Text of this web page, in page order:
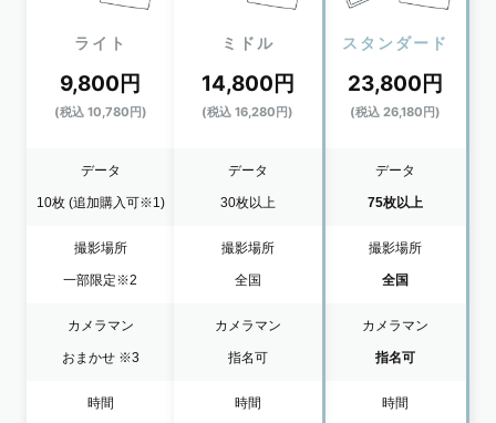
ライト
9,800円
(税込 10,780円)
データ
10枚 (追加購入可※1)
撮影場所
一部限定※2
カメラマン
おまかせ ※3
時間
ミドル
14,800円
(税込 16,280円)
データ
30枚以上
撮影場所
全国
カメラマン
指名可
時間
スタンダード
23,800円
(税込 26,180円)
データ
75枚以上
撮影場所
全国
カメラマン
指名可
時間